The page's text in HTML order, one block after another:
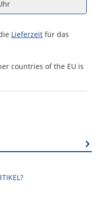
Lieferzeit für das
countries of the EU is